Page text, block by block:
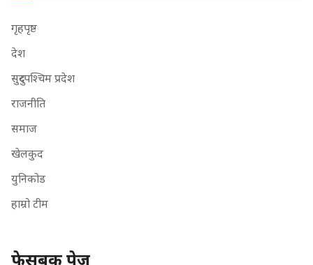
गृहपृष्ठ
देश
सुदुरपश्चिम प्रदेश
राजनीति
समाज
खेलकुद
युनिकोड
हाम्रो टीम
फेसबुक पेज